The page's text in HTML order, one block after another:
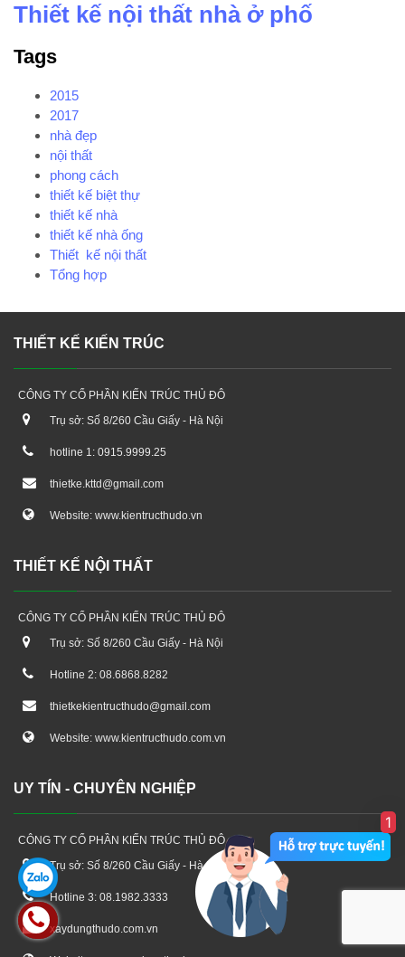
Thiết kế nội thất nhà ở phố
Tags
2015
2017
nhà đẹp
nội thất
phong cách
thiết kế biệt thự
thiết kế nhà
thiết kế nhà ống
Thiết kế nội thất
Tổng hợp
THIẾT KẾ KIẾN TRÚC
CÔNG TY CỔ PHẦN KIẾN TRÚC THỦ ĐÔ
Trụ sở: Số 8/260 Cầu Giấy - Hà Nội
hotline 1: 0915.9999.25
thietke.kttd@gmail.com
Website: www.kientructhudo.vn
THIẾT KẾ NỘI THẤT
CÔNG TY CỔ PHẦN KIẾN TRÚC THỦ ĐÔ
Trụ sở: Số 8/260 Cầu Giấy - Hà Nội
Hotline 2: 08.6868.8282
thietkekientructhudo@gmail.com
Website: www.kientructhudo.com.vn
UY TÍN - CHUYÊN NGHIỆP
CÔNG TY CỔ PHẦN KIẾN TRÚC THỦ ĐÔ
Trụ sở: Số 8/260 Cầu Giấy - Hà Nội
Hotline 3: 08.1982.3333
xaydungthudo.com.vn
1